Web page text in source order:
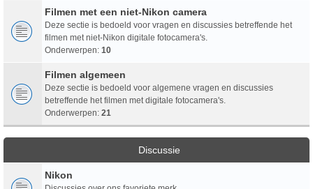
Filmen met een niet-Nikon camera
Deze sectie is bedoeld voor vragen en discussies betreffende het
filmen met niet-Nikon digitale fotocamera's.
Onderwerpen: 10
Filmen algemeen
Deze sectie is bedoeld voor algemene vragen en discussies
betreffende het filmen met digitale fotocamera's.
Onderwerpen: 21
Discussie
Nikon